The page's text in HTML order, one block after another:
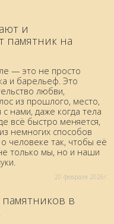
и
памятник на
— это не просто
и барельеф. Это
любви,
из прошлого, место,
с нами, даже когда тела
всё быстро меняется,
немногих способов
человеке так, чтобы её
только мы, но и наши
20 февраля 2026г.
в